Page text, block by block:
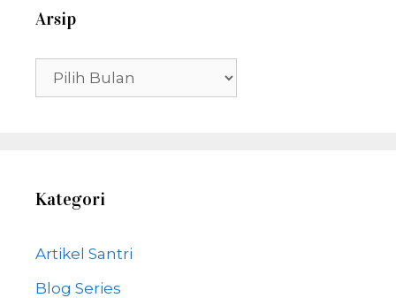
Arsip
Arsip
Kategori
Artikel Santri
Blog Series